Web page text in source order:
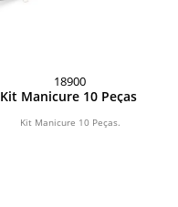
18900
Kit Manicure 10 Peças
Kit Manicure 10 Peças.